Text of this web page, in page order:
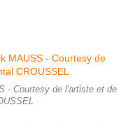
- Courtesy de l'artiste et de